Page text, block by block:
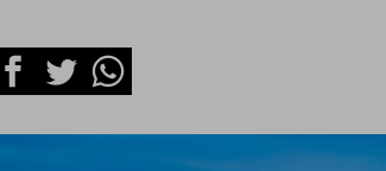
FacebookTwitterWhatsapp